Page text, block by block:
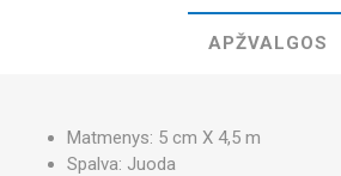
APŽVALGOS
Matmenys: 5 cm X 4,5 m
Spalva: Juoda